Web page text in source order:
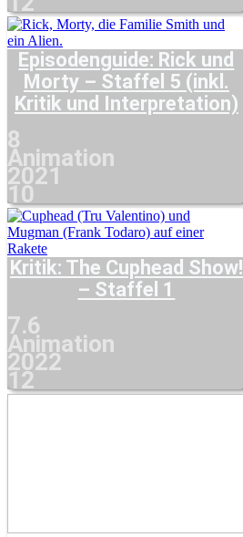
Episodenguide: Rick und
Morty – Staffel 5 (inkl.
Kritik und Interpretation)
8
Animation
2021
10
Kritik: The Cuphead Show!
– Staffel 1
7.6
Animation
2022
12